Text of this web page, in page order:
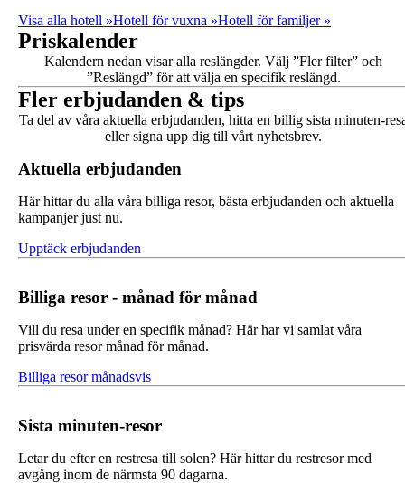
Visa alla hotell »Hotell för vuxna »Hotell för familjer »
Priskalender
Kalendern nedan visar alla reslängder. Välj ”Fler filter” och
”Reslängd” för att välja en specifik reslängd.
Fler erbjudanden & tips
Ta del av våra aktuella erbjudanden, hitta en billig sista minuten-
eller signa upp dig till vårt nyhetsbrev.
Aktuella erbjudanden
Här hittar du alla våra billiga resor, bästa erbjudanden och aktuella
kampanjer just nu.
Upptäck erbjudanden
Billiga resor - månad för månad
Vill du resa under en specifik månad? Här har vi samlat våra
prisvärda resor månad för månad.
Billiga resor månadsvis
Sista minuten-resor
Letar du efter en restresa till solen? Här hittar du restresor med
avgång inom de närmsta 90 dagarna.